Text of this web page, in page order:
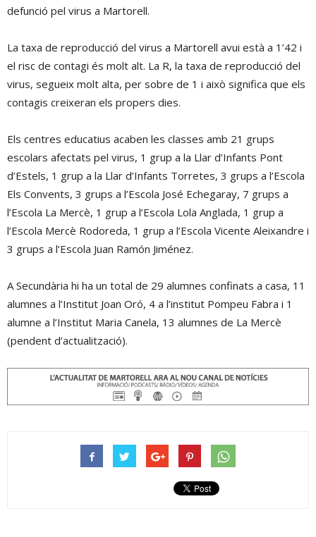
defunció pel virus a Martorell.
La taxa de reproducció del virus a Martorell avui està a 1’42 i
el risc de contagi és molt alt. La R, la taxa de reproducció del
virus, segueix molt alta, per sobre de 1 i això significa que els
contagis creixeran els propers dies.
Els centres educatius acaben les classes amb 21 grups
escolars afectats pel virus, 1 grup a la Llar d’Infants Pont
d’Estels, 1 grup a la Llar d’Infants Torretes, 3 grups a l’Escola
Els Convents, 3 grups a l’Escola José Echegaray, 7 grups a
l’Escola La Mercè, 1 grup a l’Escola Lola Anglada, 1 grup a
l’Escola Mercè Rodoreda, 1 grup a l’Escola Vicente Aleixandre i
3 grups a l’Escola Juan Ramón Jiménez.
A Secundària hi ha un total de 29 alumnes confinats a casa, 11
alumnes a l’Institut Joan Oró, 4 a l’institut Pompeu Fabra i 1
alumne a l’Institut Maria Canela, 13 alumnes de La Mercè
(pendent d’actualització).